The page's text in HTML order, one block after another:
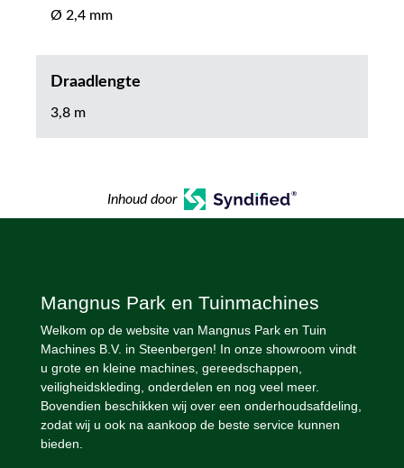
Ø 2,4 mm
Draadlengte
3,8 m
Inhoud door
Mangnus Park en Tuinmachines
Welkom op de website van Mangnus Park en Tuin
Machines B.V. in Steenbergen! In onze showroom vindt
u grote en kleine machines, gereedschappen,
veiligheidskleding, onderdelen en nog veel meer.
Bovendien beschikken wij over een onderhoudsafdeling,
zodat wij u ook na aankoop de beste service kunnen
bieden.